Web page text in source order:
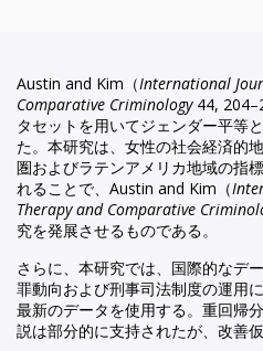
Austin and Kim（International
Comparative Criminology44,
タセットを用いてジェンダー平等
た。本研究は、女性の社会経済的
圏およびラテンアメリカ地域の指
れることで、Austin and Kim（
Therapy and Comparative
究を発展させるものである。
さらに、本研究では、国際的なデ
罪動向および刑事司法制度の運用
最新のデータを使用する。重回帰
説は部分的に支持されたが、改善